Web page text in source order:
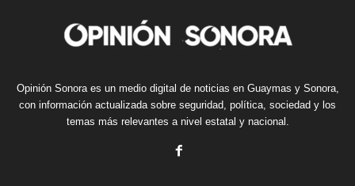
Opinión Sonora es un medio digital de noticias en Guaymas y Sonora,
con información actualizada sobre seguridad, política, sociedad y los
temas más relevantes a nivel estatal y nacional.